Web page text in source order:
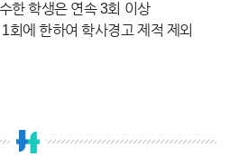
한 학생은 연속 3회 이상
회에 한하여 학사경고 제적 제외